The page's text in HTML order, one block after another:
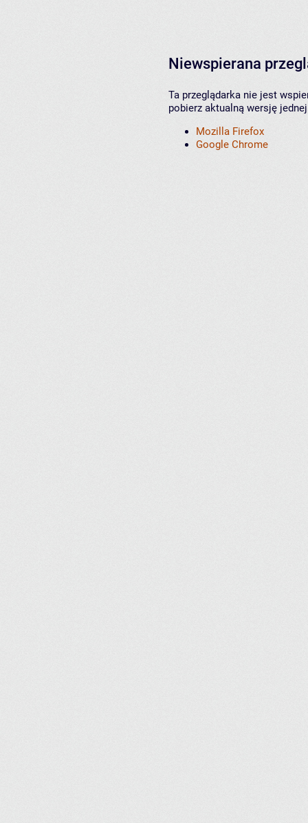
Niewspierana
Ta przeglądarka nie jest
pobierz aktualną wersję
Mozilla Firefox
Google Chrome